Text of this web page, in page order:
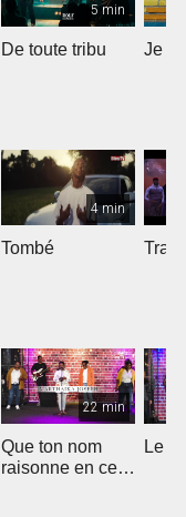
5 min
De toute tribu Je
4 min
Tombé
22 min
Que ton nom
raisonne en ce
Le